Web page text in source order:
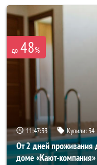
до 48%
11:47:31 Купили: 34
От 2 дней проживания
доме «Кают-компания»